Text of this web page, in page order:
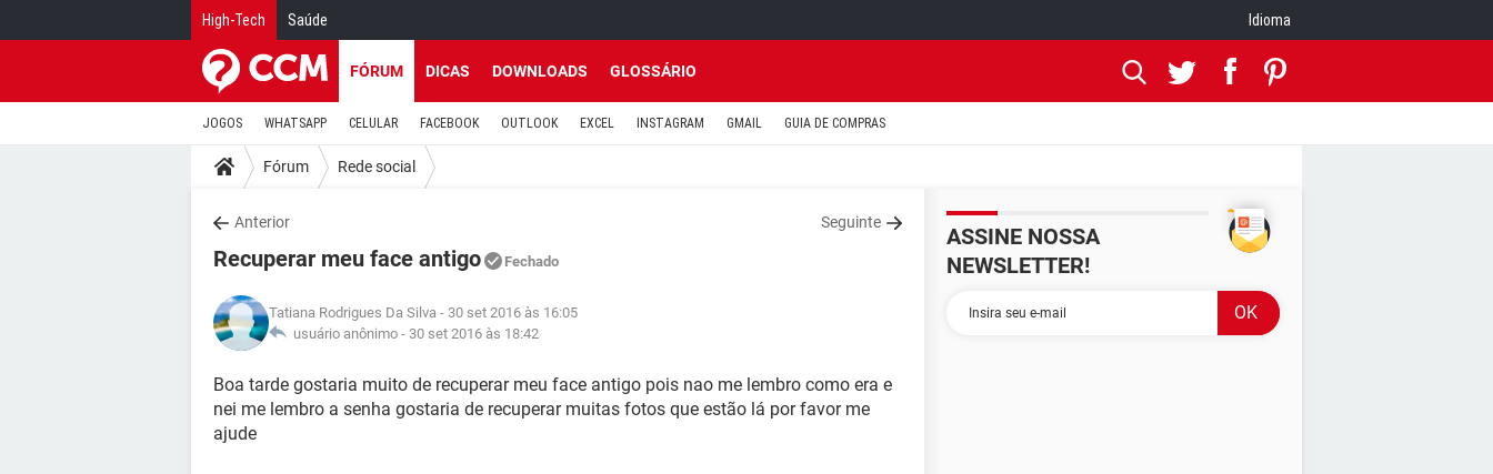
High-Tech Saúde Idioma
FÓRUM DICAS DOWNLOADS GLOSSÁRIO
JOGOS WHATSAPP CELULAR FACEBOOK OUTLOOK EXCEL INSTAGRAM GMAIL GUIA DE COMPRAS
Fórum Rede social
Anterior Seguinte
Recuperar meu face antigo Fechado
Tatiana Rodrigues Da Silva - 30 set 2016 às 16:05
usuário anônimo - 30 set 2016 às 18:42
Boa tarde gostaria muito de recuperar meu face antigo pois nao me lembro como era e
nei me lembro a senha gostaria de recuperar muitas fotos que estão lá por favor me
ajude
ASSINE NOSSA
NEWSLETTER!